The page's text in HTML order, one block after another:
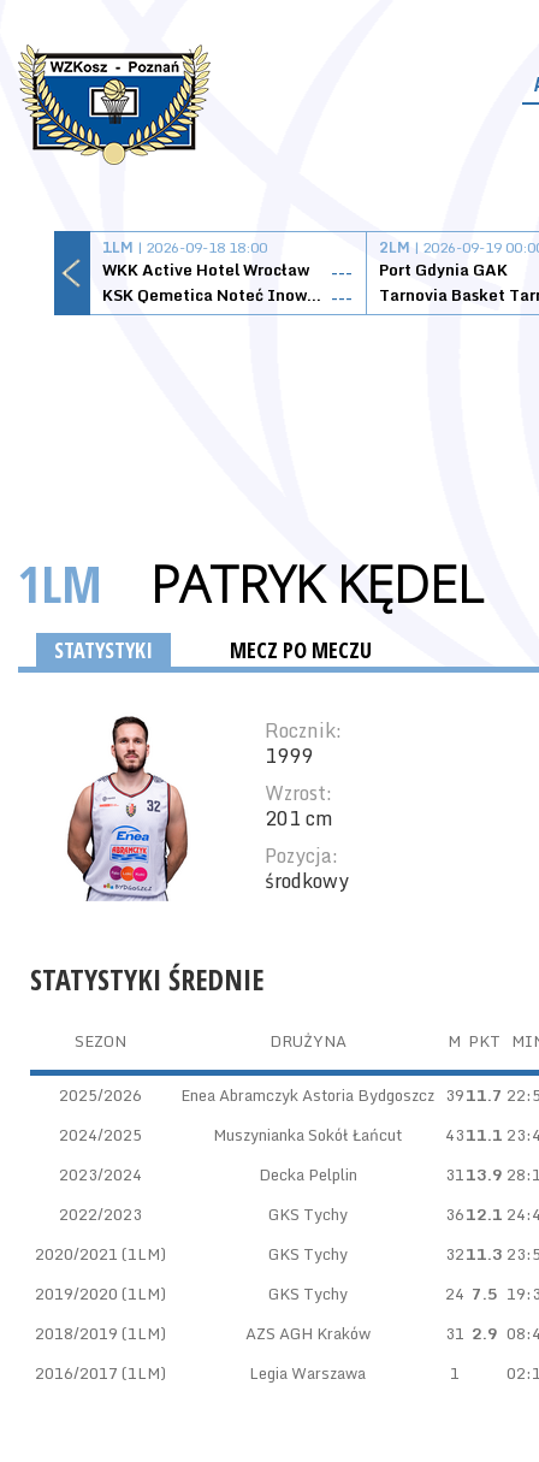
1LM | 2026-09-18 18:00
WKK Active Hotel Wrocław
---
KSK Qemetica Noteć Inowrocław ---
2LM | 2026-09-19
Port Gdynia GAK
1LM PATRYK KĘDEL
STATYSTYKI MECZ PO MECZU
Rocznik:
1999
Wzrost:
201 cm
Pozycja:
środkowy
STATYSTYKI ŚREDNIE
SEZON DRUŻYNA M PKT
2025/2026 Enea Abramczyk Astoria Bydgoszcz 3911.7
2024/2025
Muszynianka Sokół Łańcut 4311.1
2023/2024
Decka Pelplin 3113.9
2022/2023
GKS Tychy 3612.1
2020/2021 (1LM)
GKS Tychy 3211.3
2019/2020 (1LM)
GKS Tychy 24 7.5
2018/2019 (1LM)
AZS AGH Kraków 31 2.9
2016/2017 (1LM)
Legia Warszawa 1